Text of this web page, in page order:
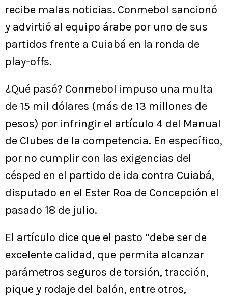
recibe malas noticias. Conmebol sancionó
y advirtió al equipo árabe por uno de sus
partidos frente a Cuiabá en la ronda de
play-offs.
¿Qué pasó? Conmebol impuso una multa
de 15 mil dólares (más de 13 millones de
pesos) por infringir el artículo 4 del Manual
de Clubes de la competencia. En específico,
por no cumplir con las exigencias del
césped en el partido de ida contra Cuiabá,
disputado en el Ester Roa de Concepción el
pasado 18 de julio.
El artículo dice que el pasto “debe ser de
excelente calidad, que permita alcanzar
parámetros seguros de torsión, tracción,
pique y rodaje del balón, entre otros,